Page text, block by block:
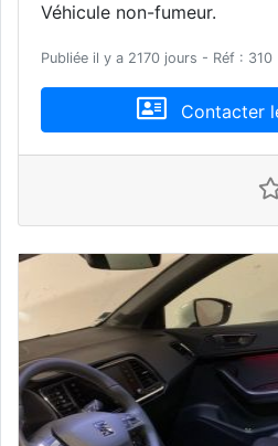
Véhicule non-fumeur.
Publiée il y a 2170 jours - Réf : 310
Contacter